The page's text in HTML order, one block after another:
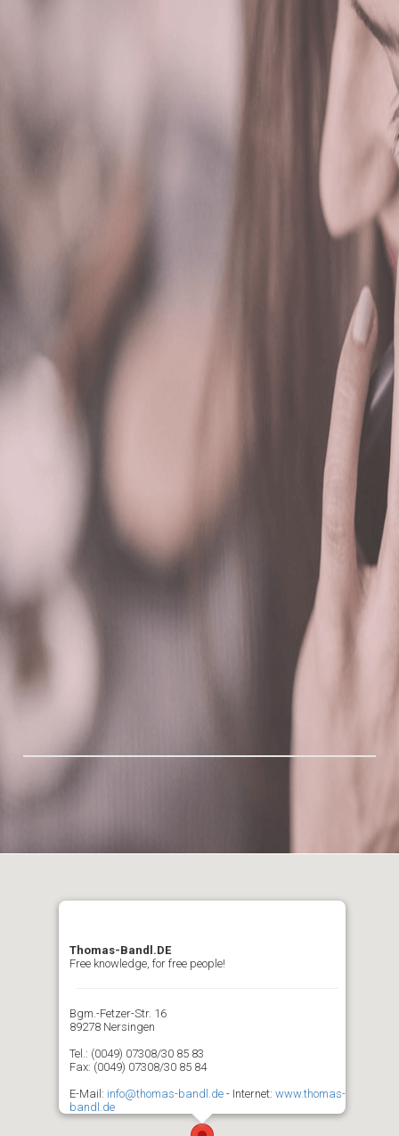
Thomas-Bandl.DE
Free knowledge, for free people!
Bgm.-Fetzer-Str. 16
89278 Nersingen
Tel.: (0049) 07308/30 85 83
Fax: (0049) 07308/30 85 84
E-Mail: info@thomas-bandl.de - Internet: www.thomas-
bandl.de